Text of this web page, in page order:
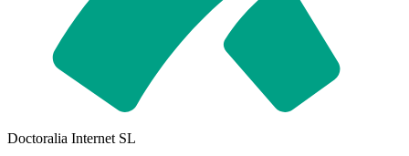
Doctoralia Internet SL